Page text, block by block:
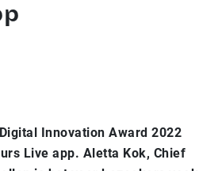
Innovation Award 2022
Live app. Aletta Kok, Chief